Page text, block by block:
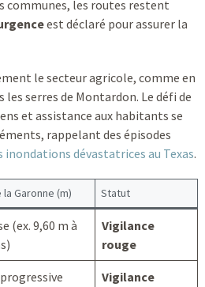
communes, les routes restent
est déclaré pour assurer la
le secteur agricole, comme en
serres de Montardon. Le défi de
et assistance aux habitants se
rappelant des épisodes
inondations dévastatrices au Texas.
Garonne (m) Statut
(ex. 9,60 m à
Vigilance
rouge
Vigilance